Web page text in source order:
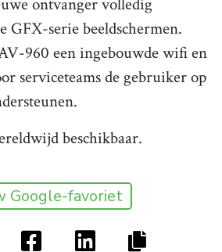
GFX-serie beeldschermen.
960 een ingebouwde wifi en
serviceteams de gebruiker op
beschikbaar.
Google-favoriet